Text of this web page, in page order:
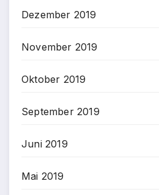
Dezember 2019
November 2019
Oktober 2019
September 2019
Juni 2019
Mai 2019